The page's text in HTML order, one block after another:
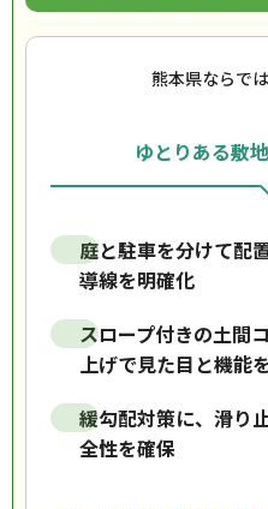
熊本県ならで
ゆとりある敷
庭と駐車を分けて配
導線を明確化
スロープ付きの土間
上げで見た目と機能
緩勾配対策に、滑り
全性を確保